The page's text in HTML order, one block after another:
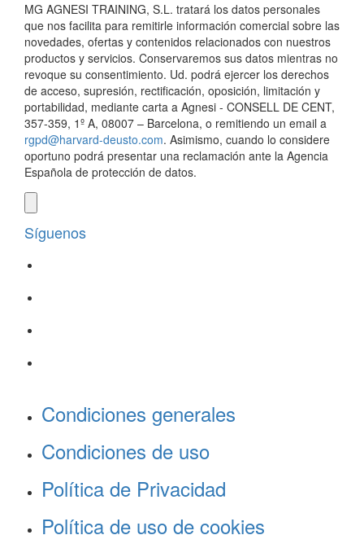
MG AGNESI TRAINING, S.L. tratará los datos personales
que nos facilita para remitirle información comercial sobre las
novedades, ofertas y contenidos relacionados con nuestros
productos y servicios. Conservaremos sus datos mientras no
revoque su consentimiento. Ud. podrá ejercer los derechos
de acceso, supresión, rectificación, oposición, limitación y
portabilidad, mediante carta a Agnesi - CONSELL DE CENT,
357-359, 1º A, 08007 – Barcelona, o remitiendo un email a
rgpd@harvard-deusto.com. Asimismo, cuando lo considere
oportuno podrá presentar una reclamación ante la Agencia
Española de protección de datos.
Síguenos
Condiciones generales
Condiciones de uso
Política de Privacidad
Política de uso de cookies